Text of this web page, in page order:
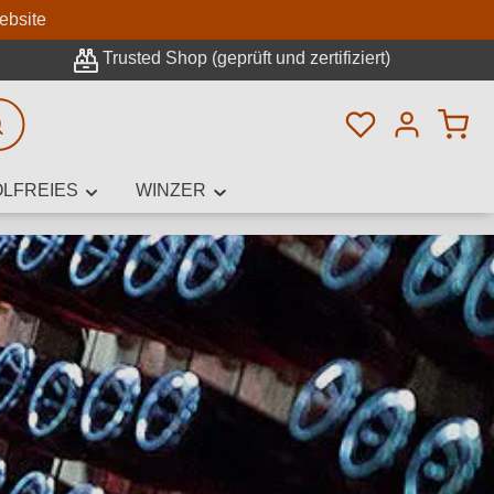
Trusted Shop (geprüft und zertifiziert)
Du hast 0
WINZER
Suche